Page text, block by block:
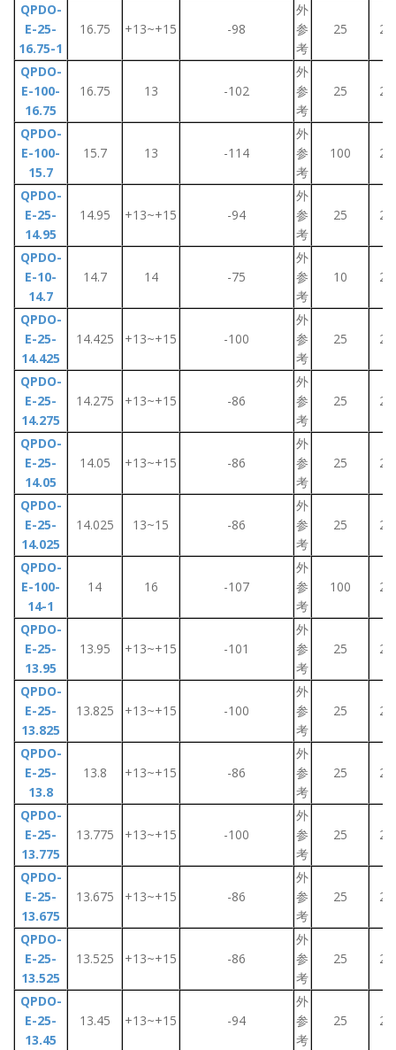
QPDO-
E-25-
16.75-1
16.75 +13~+15 -98
外
参
考
25
QPDO-
E-100-
16.75
16.75 13 -102
外
参
考
25
QPDO-
E-100-
15.7
15.7 13 -114
外
参
考
100
QPDO-
E-25-
14.95
14.95 +13~+15 -94
外
参
考
25
QPDO-
E-10-
14.7
14.7 14 -75
外
参
考
10
QPDO-
E-25-
14.425
14.425 +13~+15 -100
外
参
考
25
QPDO-
E-25-
14.275
14.275 +13~+15 -86
外
参
考
25
QPDO-
E-25-
14.05
14.05 +13~+15 -86
外
参
考
25
QPDO-
E-25-
14.025
14.025 13~15 -86
外
参
考
25
QPDO-
E-100-
14-1
14 16 -107
外
参
考
100
QPDO-
E-25-
13.95
13.95 +13~+15 -101
外
参
考
25
QPDO-
E-25-
13.825
13.825 +13~+15 -100
外
参
考
25
QPDO-
E-25-
13.8
13.8 +13~+15 -86
外
参
考
25
QPDO-
E-25-
13.775
13.775 +13~+15 -100
外
参
考
25
QPDO-
E-25-
13.675
13.675 +13~+15 -86
外
参
考
25
QPDO-
E-25-
13.525
13.525 +13~+15 -86
外
参
考
25
QPDO-
E-25-
13.45
13.45 +13~+15 -94
外
参
考
25